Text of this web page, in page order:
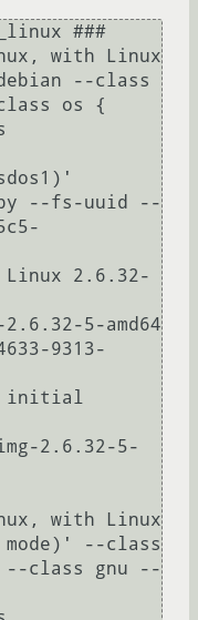
###
with Linux
--class
os {
9313-
with Linux
mode)' --class
--class gnu --